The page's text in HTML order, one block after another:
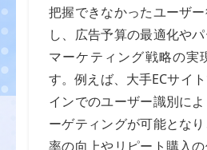
把握できなかったユーザ
し、広告予算の最適化や
マーケティング戦略の実
す。例えば、大手ECサイ
インでのユーザー識別に
ーゲティングが可能とな
率の向上やリピート購入